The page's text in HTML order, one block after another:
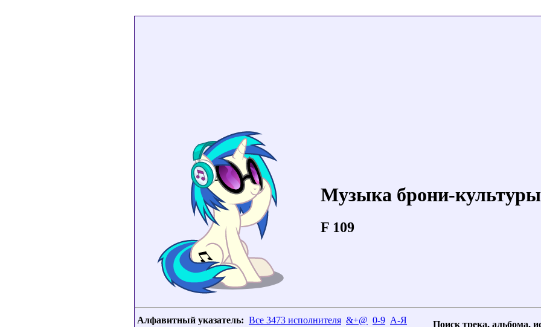
Музыка брони-культуры
F 109
Алфавитный указатель: Все 3473 исполнителя &+@ 0-9 А-Я
Поиск трека, альбома,